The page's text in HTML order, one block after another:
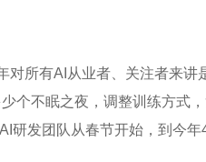
对所有AI从业者、关注者来讲
个不眠之夜，调整训练方式
研发团队从春节开始，到今年